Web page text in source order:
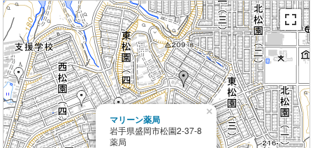
マリーン薬局
岩手県盛岡市松園2-37-8
薬局
×